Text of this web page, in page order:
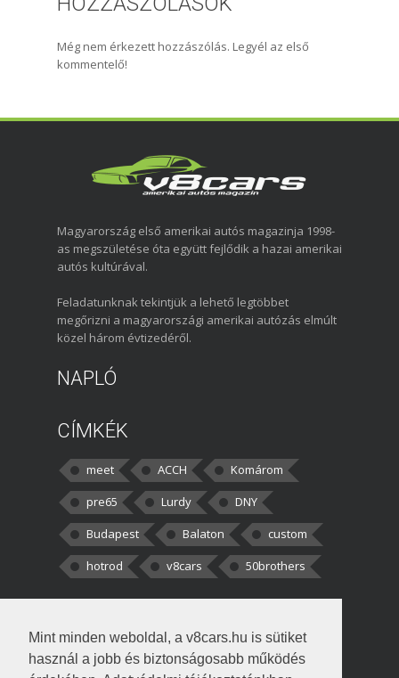
Mint minden weboldal, a v8cars.hu is sütiket
használ a jobb és biztonságosabb működés
Még nem érkezett hozzászólás. Legyél az első
kommentelő!
Magyarország első amerikai autós magazinja 1998-
as megszületése óta együtt fejlődik a hazai amerikai
autós kultúrával.
Feladatunknak tekintjük a lehető legtöbbet
megőrizni a magyarországi amerikai autózás elmúlt
közel három évtizedéről.
NAPLÓ
CÍMKÉK
meet ACCH
Komárom
pre65
Lurdy
DNY
Budapest
Balaton
custom
hotrod
v8cars 50brothers
kortisz:Elszúrtam! Én csak két
darabbaal számoltam. Nem tudtam, hogy fél autót,